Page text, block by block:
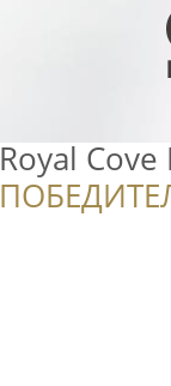
Royal